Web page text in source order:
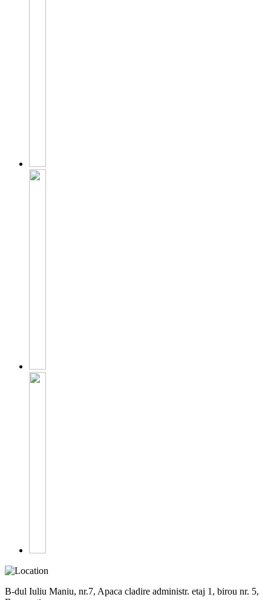
B-dul Iuliu Maniu, nr.7, Apaca cladire administr. etaj 1, birou nr. 5,